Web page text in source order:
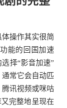
操作其实很简
能的回国加速
择“影音加速”
常它会自动匹
讯视频或咪咕
完整地呈现在